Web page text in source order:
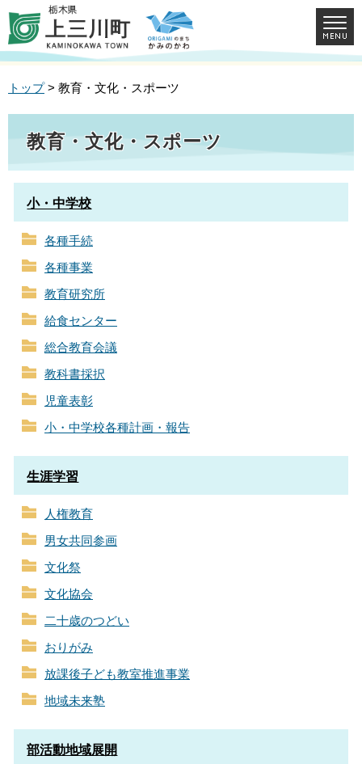
トップ> 教育・文化・スポーツ
教育・文化・スポーツ
小・中学校
各種手続
各種事業
教育研究所
給食センター
総合教育会議
教科書採択
児童表彰
小・中学校各種計画・報告
生涯学習
人権教育
男女共同参画
文化祭
文化協会
二十歳のつどい
おりがみ
放課後子ども教室推進事業
地域未来塾
部活動地域展開